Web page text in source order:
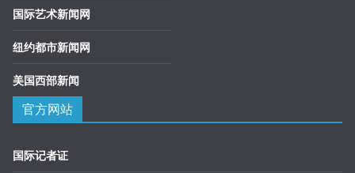
国际艺术新闻网
纽约都市新闻网
美国西部新闻
官方网站
国际记者证